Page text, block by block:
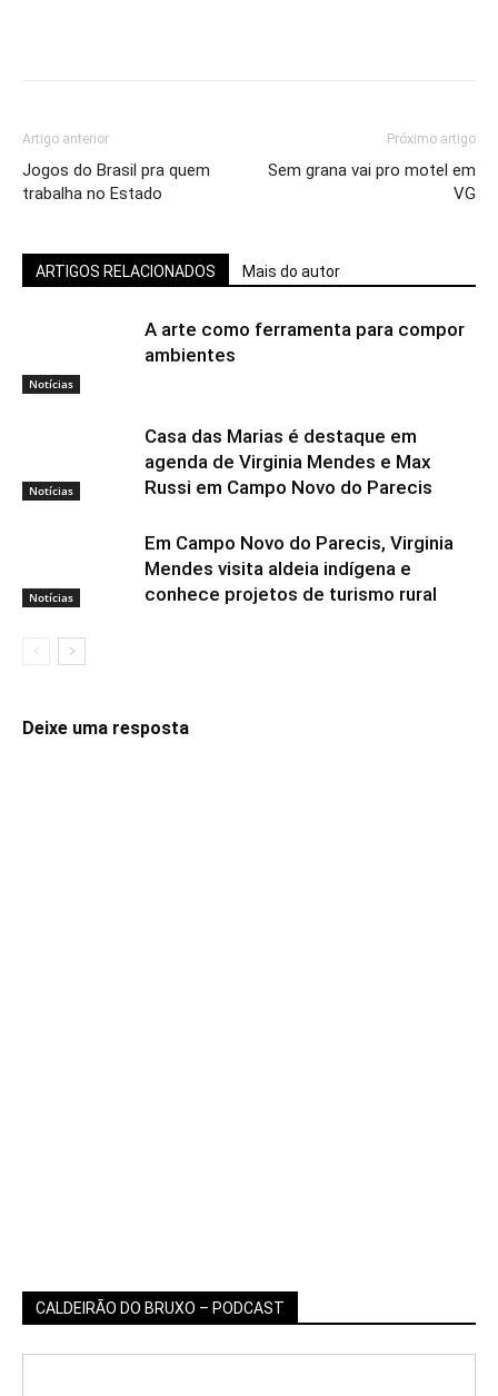
Artigo anterior
Jogos do Brasil pra quem
trabalha no Estado
Próximo artigo
Sem grana vai pro motel em
VG
ARTIGOS RELACIONADOS Mais do autor
Notícias
A arte como ferramenta para compor
ambientes
Notícias
Casa das Marias é destaque em
agenda de Virginia Mendes e Max
Russi em Campo Novo do Parecis
Notícias
Em Campo Novo do Parecis, Virginia
Mendes visita aldeia indígena e
conhece projetos de turismo rural
Deixe uma resposta
CALDEIRÃO DO BRUXO – PODCAST